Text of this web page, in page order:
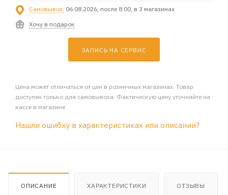
Самовывоз: 06.08.2026, после 8:00, в 3 магазинах
Хочу в подарок
ЗАПИСЬ НА СЕРВИС
Цена может отличаться от цен в розничных магазинах. Товар
доступен только для самовывоза. Фактическую цену уточняйте на
кассе в магазине
Нашли ошибку в характеристиках или описании?
ОПИСАНИЕ ХАРАКТЕРИСТИКИ ОТЗЫВЫ